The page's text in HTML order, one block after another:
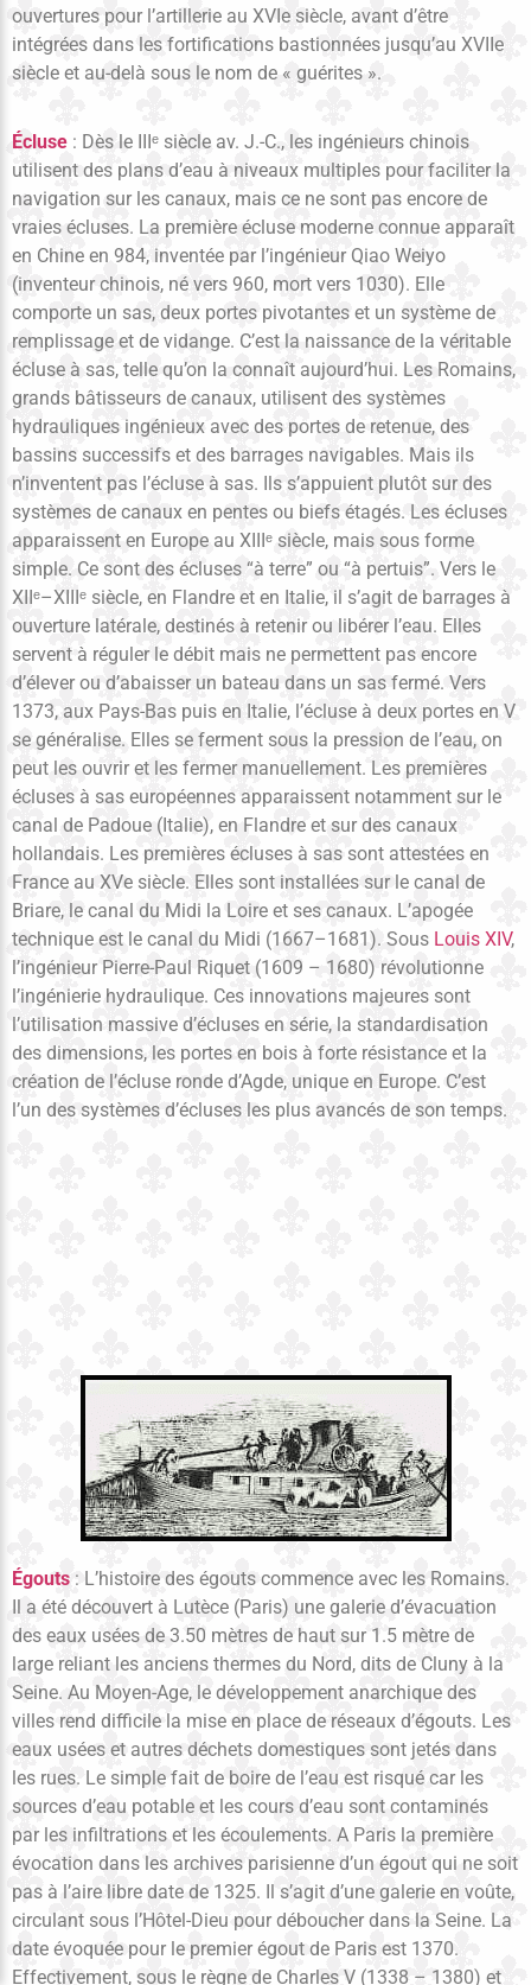
ouvertures pour l’artillerie au XVIe siècle, avant d’être
intégrées dans les fortifications bastionnées jusqu’au XVIIe
siècle et au-delà sous le nom de « guérites ».
Écluse : Dès le IIIᵉ siècle av. J.-C., les ingénieurs chinois
utilisent des plans d’eau à niveaux multiples pour faciliter la
navigation sur les canaux, mais ce ne sont pas encore de
vraies écluses. La première écluse moderne connue apparaît
en Chine en 984, inventée par l’ingénieur Qiao Weiyo
(inventeur chinois, né vers 960, mort vers 1030). Elle
comporte un sas, deux portes pivotantes et un système de
remplissage et de vidange. C’est la naissance de la véritable
écluse à sas, telle qu’on la connaît aujourd’hui. Les Romains,
grands bâtisseurs de canaux, utilisent des systèmes
hydrauliques ingénieux avec des portes de retenue, des
bassins successifs et des barrages navigables. Mais ils
n’inventent pas l’écluse à sas. Ils s’appuient plutôt sur des
systèmes de canaux en pentes ou biefs étagés. Les écluses
apparaissent en Europe au XIIIᵉ siècle, mais sous forme
simple. Ce sont des écluses “à terre” ou “à pertuis”. Vers le
XIIᵉ–XIIIᵉ siècle, en Flandre et en Italie, il s’agit de barrages à
ouverture latérale, destinés à retenir ou libérer l’eau. Elles
servent à réguler le débit mais ne permettent pas encore
d’élever ou d’abaisser un bateau dans un sas fermé. Vers
1373, aux Pays-Bas puis en Italie, l’écluse à deux portes en V
se généralise. Elles se ferment sous la pression de l’eau, on
peut les ouvrir et les fermer manuellement. Les premières
écluses à sas européennes apparaissent notamment sur le
canal de Padoue (Italie), en Flandre et sur des canaux
hollandais. Les premières écluses à sas sont attestées en
France au XVe siècle. Elles sont installées sur le canal de
Briare, le canal du Midi la Loire et ses canaux. L’apogée
technique est le canal du Midi (1667–1681). Sous Louis XIV,
l’ingénieur Pierre-Paul Riquet (1609 – 1680) révolutionne
l’ingénierie hydraulique. Ces innovations majeures sont
l’utilisation massive d’écluses en série, la standardisation
des dimensions, les portes en bois à forte résistance et la
création de l’écluse ronde d’Agde, unique en Europe. C’est
l’un des systèmes d’écluses les plus avancés de son temps.
Égouts : L’histoire des égouts commence avec les Romains.
Il a été découvert à Lutèce (Paris) une galerie d’évacuation
des eaux usées de 3.50 mètres de haut sur 1.5 mètre de
large reliant les anciens thermes du Nord, dits de Cluny à la
Seine. Au Moyen-Age, le développement anarchique des
villes rend difficile la mise en place de réseaux d’égouts. Les
eaux usées et autres déchets domestiques sont jetés dans
les rues. Le simple fait de boire de l’eau est risqué car les
sources d’eau potable et les cours d’eau sont contaminés
par les infiltrations et les écoulements. A Paris la première
évocation dans les archives parisienne d’un égout qui ne soit
pas à l’aire libre date de 1325. Il s’agit d’une galerie en voûte,
circulant sous l’Hôtel-Dieu pour déboucher dans la Seine. La
date évoquée pour le premier égout de Paris est 1370.
Effectivement, sous le règne de Charles V (1338 – 1380) et